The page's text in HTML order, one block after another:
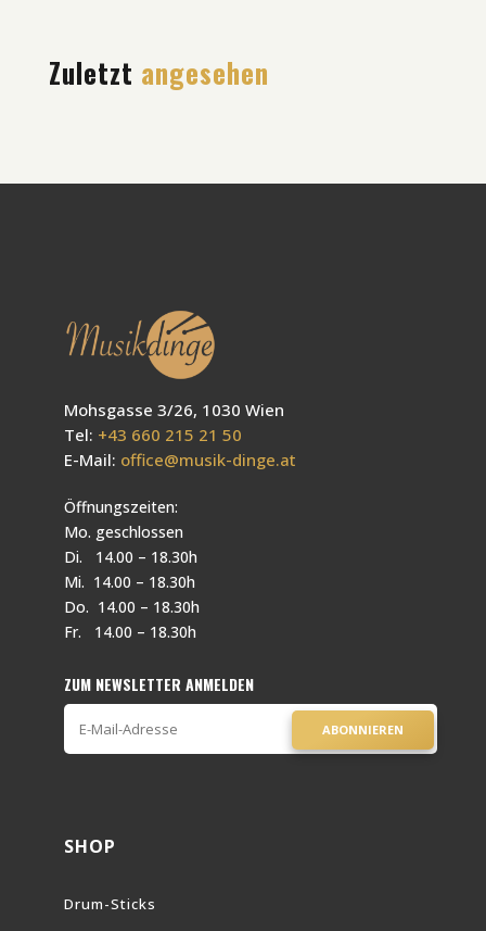
Zuletzt angesehen
Mohsgasse 3/26, 1030 Wien
Tel: +43 660 215 21 50
E-Mail: office@musik-dinge.at
Öffnungszeiten:
Mo. geschlossen
Di. 14.00 – 18.30h
Mi. 14.00 – 18.30h
Do. 14.00 – 18.30h
Fr. 14.00 – 18.30h
ZUM NEWSLETTER ANMELDEN
ABONNIEREN
SHOP
Drum-Sticks